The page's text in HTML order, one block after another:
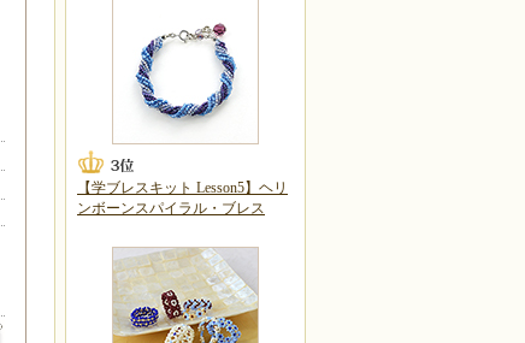
【学ブレスキット Lesson5】ヘリ
ンボーンスパイラル・ブレス